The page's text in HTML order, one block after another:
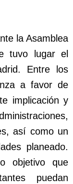
la Asamblea
tuvo lugar el
Entre los
a favor de
implicación y
así como un
planeado.
objetivo que
puedan